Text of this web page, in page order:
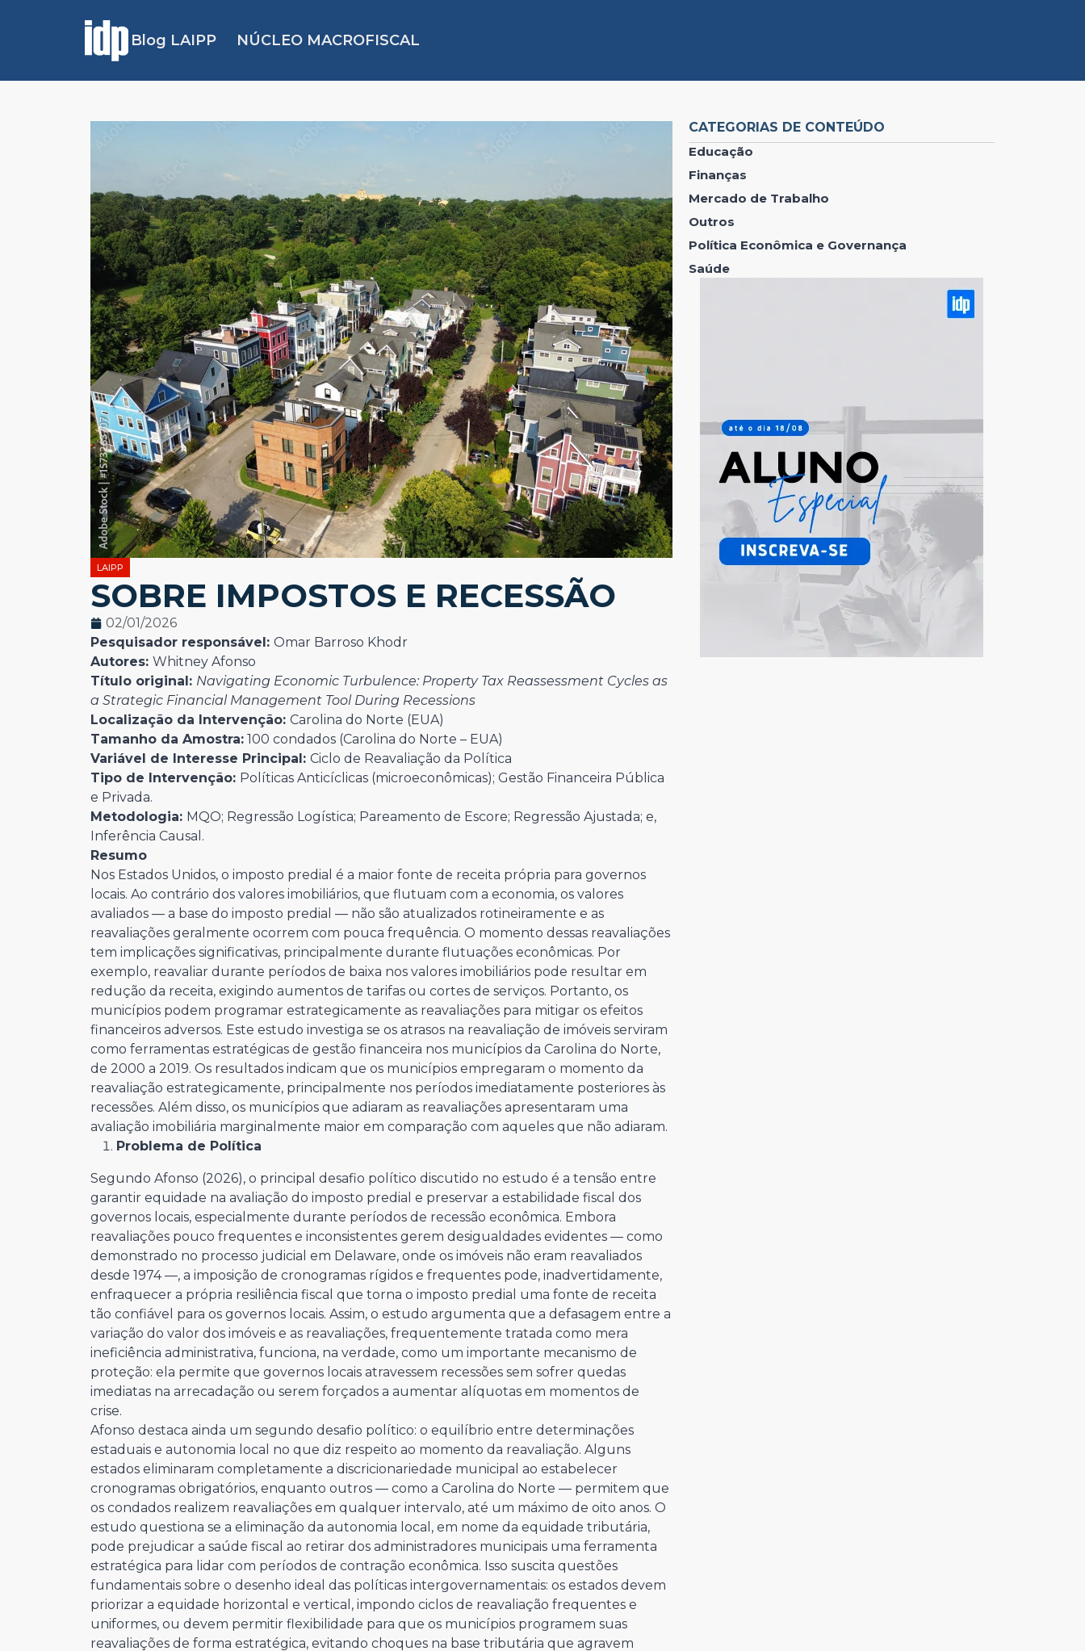
Blog LAIPP NÚCLEO MACROFISCAL
LAIPP
SOBRE IMPOSTOS E RECESSÃO
02/01/2026
Pesquisador responsável: Omar Barroso Khodr
Autores: Whitney Afonso
Título original: Navigating Economic Turbulence: Property Tax Reassessment Cycles as
a Strategic Financial Management Tool During Recessions
Localização da Intervenção: Carolina do Norte (EUA)
Tamanho da Amostra: 100 condados (Carolina do Norte – EUA)
Variável de Interesse Principal: Ciclo de Reavaliação da Política
Tipo de Intervenção: Políticas Anticíclicas (microeconômicas); Gestão Financeira Pública
e Privada.
Metodologia: MQO; Regressão Logística; Pareamento de Escore; Regressão Ajustada; e,
Inferência Causal.
Resumo
Nos Estados Unidos, o imposto predial é a maior fonte de receita própria para governos
locais. Ao contrário dos valores imobiliários, que flutuam com a economia, os valores
avaliados — a base do imposto predial — não são atualizados rotineiramente e as
reavaliações geralmente ocorrem com pouca frequência. O momento dessas reavaliações
tem implicações significativas, principalmente durante flutuações econômicas. Por
exemplo, reavaliar durante períodos de baixa nos valores imobiliários pode resultar em
redução da receita, exigindo aumentos de tarifas ou cortes de serviços. Portanto, os
municípios podem programar estrategicamente as reavaliações para mitigar os efeitos
financeiros adversos. Este estudo investiga se os atrasos na reavaliação de imóveis serviram
como ferramentas estratégicas de gestão financeira nos municípios da Carolina do Norte,
de 2000 a 2019. Os resultados indicam que os municípios empregaram o momento da
reavaliação estrategicamente, principalmente nos períodos imediatamente posteriores às
recessões. Além disso, os municípios que adiaram as reavaliações apresentaram uma
avaliação imobiliária marginalmente maior em comparação com aqueles que não adiaram.
Problema de Política
Segundo Afonso (2026), o principal desafio político discutido no estudo é a tensão entre
garantir equidade na avaliação do imposto predial e preservar a estabilidade fiscal dos
governos locais, especialmente durante períodos de recessão econômica. Embora
reavaliações pouco frequentes e inconsistentes gerem desigualdades evidentes — como
demonstrado no processo judicial em Delaware, onde os imóveis não eram reavaliados
desde 1974 —, a imposição de cronogramas rígidos e frequentes pode, inadvertidamente,
enfraquecer a própria resiliência fiscal que torna o imposto predial uma fonte de receita
tão confiável para os governos locais. Assim, o estudo argumenta que a defasagem entre a
variação do valor dos imóveis e as reavaliações, frequentemente tratada como mera
ineficiência administrativa, funciona, na verdade, como um importante mecanismo de
proteção: ela permite que governos locais atravessem recessões sem sofrer quedas
imediatas na arrecadação ou serem forçados a aumentar alíquotas em momentos de
crise.
Afonso destaca ainda um segundo desafio político: o equilíbrio entre determinações
estaduais e autonomia local no que diz respeito ao momento da reavaliação. Alguns
estados eliminaram completamente a discricionariedade municipal ao estabelecer
cronogramas obrigatórios, enquanto outros — como a Carolina do Norte — permitem que
os condados realizem reavaliações em qualquer intervalo, até um máximo de oito anos. O
estudo questiona se a eliminação da autonomia local, em nome da equidade tributária,
pode prejudicar a saúde fiscal ao retirar dos administradores municipais uma ferramenta
estratégica para lidar com períodos de contração econômica. Isso suscita questões
fundamentais sobre o desenho ideal das políticas intergovernamentais: os estados devem
priorizar a equidade horizontal e vertical, impondo ciclos de reavaliação frequentes e
uniformes, ou devem permitir flexibilidade para que os municípios programem suas
reavaliações de forma estratégica, evitando choques na base tributária que agravem
CATEGORIAS DE CONTEÚDO
Educação
Finanças
Mercado de Trabalho
Outros
Política Econômica e Governança
Saúde